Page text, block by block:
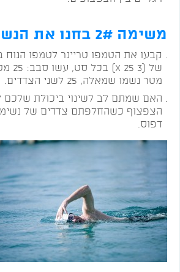
משימה 2# בחנו את הנשימה שלכם
מטר נשמו שמאלה, 25 לשני הצדדים.
האם שמתם לב לשינוי ביכולת
הצפצוף כשהחלפתם צדדים של
דפוס.